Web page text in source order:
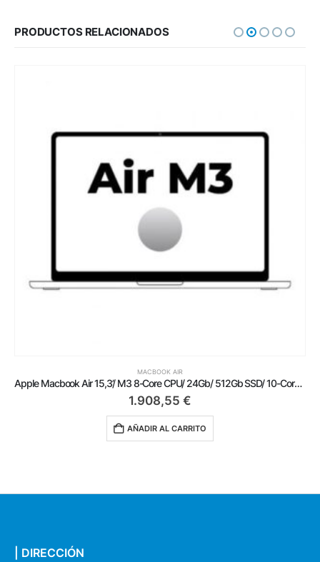
PRODUCTOS RELACIONADOS
MACBOOK AIR
Apple Macbook Air 15,3’/ M3 8-Core CPU/ 24Gb/ 512Gb SSD/ 10-Core GPU/ Plata
1.908,55 €
AÑADIR AL CARRITO
| DIRECCIÓN